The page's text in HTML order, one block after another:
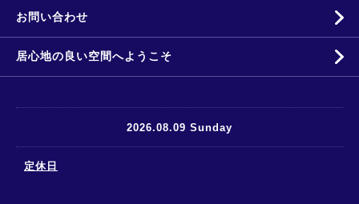
お問い合わせ
居心地の良い空間へようこそ
2026.08.09 Sunday
定休日